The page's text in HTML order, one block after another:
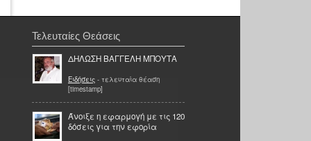
Τελευταίες Θεάσεις
ΔΗΛΩΣΗ ΒΑΓΓΕΛΗ ΜΠΟΥΤΑ
Ειδήσεις - τελευταία θέαση
[timestamp]
Άνοιξε η εφαρμογή με τις 120
δόσεις για την εφορία